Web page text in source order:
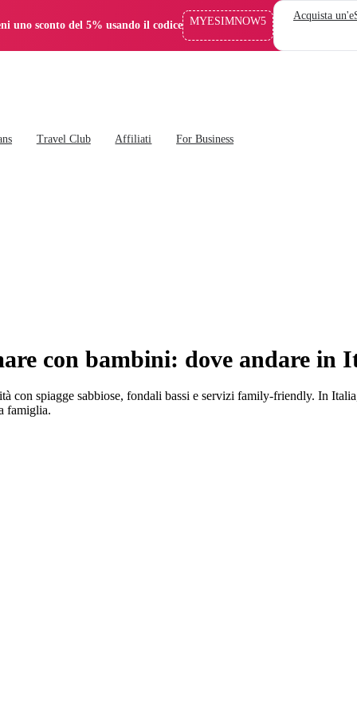
uno sconto del 5% usando il codice MYESIMNOW5 Acquista
Travel Club Affiliati For Business
con bambini: dove andare in
con spiagge sabbiose, fondali bassi e servizi family-friendly. In
famiglia.